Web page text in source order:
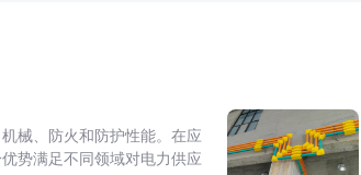
械、防火和防护性能。在应
势满足不同领域对电力供应